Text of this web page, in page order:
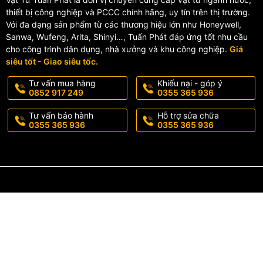
📦 Giao hàng toàn quốc – hỗ trợ nhanh chóng
thiết bị công nghiệp và PCCC chính hãng, uy tín trên thị trường.
Với đa dạng sản phẩm từ các thương hiệu lớn như Honeywell,
Sanwa, Wufeng, Arita, Shinyi…, Tuấn Phát đáp ứng tốt nhu cầu
cho công trình dân dụng, nhà xưởng và khu công nghiệp. Giá
siêu tốt - Giao siêu tốc.
Tư vấn mua hàng
0852 917 249
Khiếu nại - góp ý
0355 365 936
Tư vấn bảo hành
0355 365 936
Hỗ trợ sửa chữa
0355 365 936